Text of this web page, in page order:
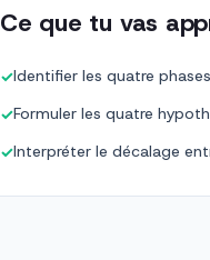
Ce que tu vas
✓Identifier les quatre
✓Formuler les quatre
✓Interpréter le décalage